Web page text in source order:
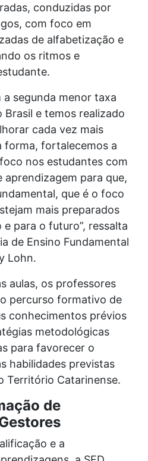
conduzidas por
com foco em
de alfabetização e
os ritmos e
a segunda menor taxa
e temos realizado
cada vez mais
forma, fortalecemos a
nos estudantes com
aprendizagem para que,
que é o foco
mais preparados
para o futuro”, ressalta
de Ensino Fundamental
Lohn.
aulas, os professores
percurso formativo de
conhecimentos prévios
metodológicas
para favorecer o
habilidades previstas
Território Catarinense.
de
e a